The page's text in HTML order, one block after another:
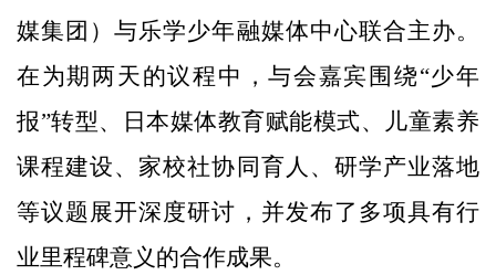
媒集团）与乐学少年融媒体中心联合主办。
在为期两天的议程中，与会嘉宾围绕“少年
报”转型、日本媒体教育赋能模式、儿童素养
课程建设、家校社协同育人、研学产业落地
等议题展开深度研讨，并发布了多项具有行
业里程碑意义的合作成果。